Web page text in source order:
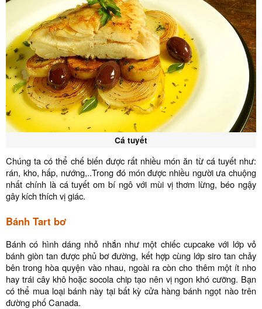
Cá tuyết
Chúng ta có thể chế biến được rất nhiều món ăn từ cá tuyết như:
rán, kho, hấp, nướng,..Trong đó món được nhiều người ưa chuộng
nhất chính là cá tuyết om bí ngô với mùi vị thơm lừng, béo ngậy
gây kích thích vị giác.
Bánh Tart bơ
Bánh có hình dáng nhỏ nhắn như một chiếc cupcake với lớp vỏ
bánh giòn tan được phủ bơ đường, kết hợp cùng lớp siro tan chảy
bên trong hòa quyện vào nhau, ngoài ra còn cho thêm một ít nho
hay trái cây khô hoặc socola chip tạo nên vị ngon khó cưỡng. Bạn
có thể mua loại bánh này tại bất kỳ cửa hàng bánh ngọt nào trên
đường phố Canada.